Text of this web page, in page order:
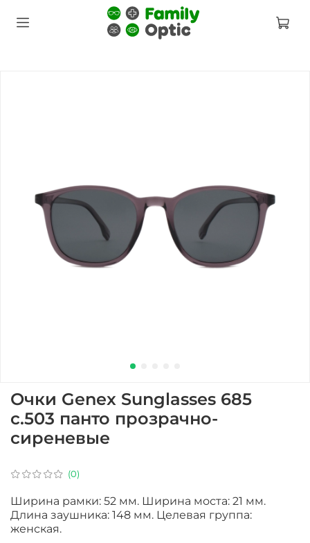
(0)
Очки Genex Sunglasses 685
c.503 панто прозрачно-
сиреневые
Ширина рамки: 52 мм. Ширина моста: 21 мм.
Длина заушника: 148 мм. Целевая группа:
женская.